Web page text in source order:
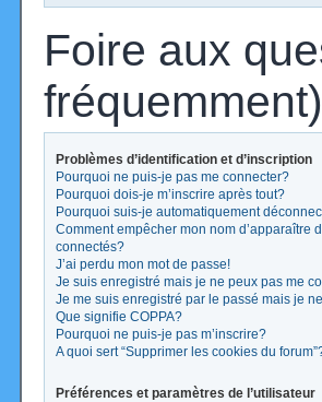
Foire aux
fréquemment)
Problèmes d’identification et d’inscription
Pourquoi ne puis-je pas me connecter?
Pourquoi dois-je m’inscrire après tout?
Pourquoi suis-je automatiquement
Comment empêcher mon nom d’apparaître
connectés?
J’ai perdu mon mot de passe!
Je suis enregistré mais je ne peux pas me
Je me suis enregistré par le passé mais je
Que signifie COPPA?
Pourquoi ne puis-je pas m’inscrire?
A quoi sert “Supprimer les cookies du
Préférences et paramètres de l’utilisateur